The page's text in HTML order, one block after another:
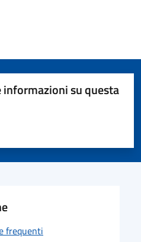
informazioni su questa
su 5
5
frequenti